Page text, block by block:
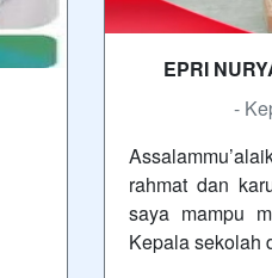
EPRI
-
rahmat dan
saya mampu
Kepala sekolah